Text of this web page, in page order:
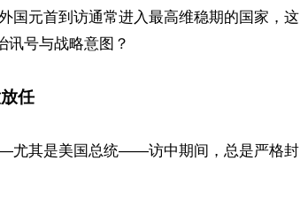
国元首到访通常进入最高维稳期的国家，这
讯号与战略意图？
任
尤其是美国总统——访中期间，总是严格封